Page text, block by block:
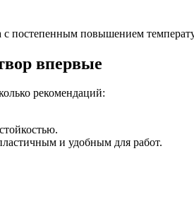
постепенным повышением
впервые
рекомендаций:
и удобным для работ.